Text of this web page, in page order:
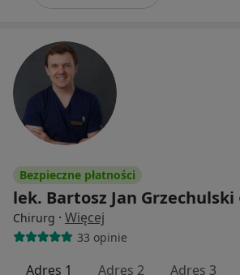
Bezpieczne płatności
lek. Bartosz Jan Grzechulski
Chirurg · Więcej
33 opinie
Adres 1 Adres 2 Adres 3